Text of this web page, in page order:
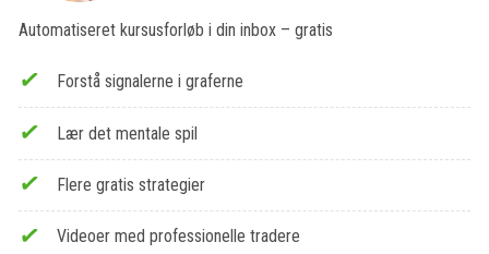
Automatiseret kursusforløb i din inbox – gratis
Forstå signalerne i graferne
Lær det mentale spil
Flere gratis strategier
Videoer med professionelle tradere